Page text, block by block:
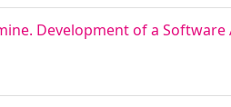
Development of a